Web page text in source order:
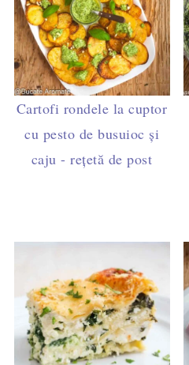
Cartofi rondele la cuptor
cu pesto de busuioc și
caju - rețetă de post